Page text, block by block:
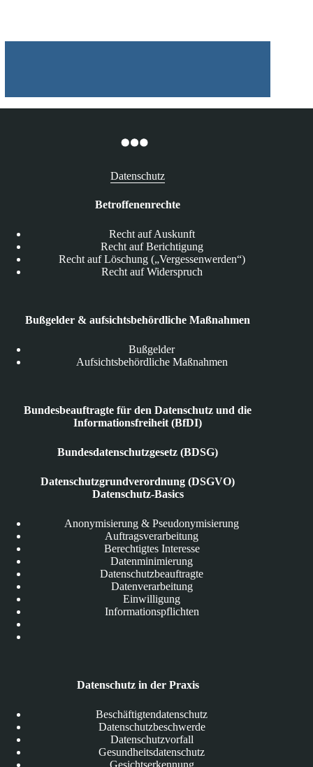
Datenschutz
Betroffenenrechte
Recht auf Auskunft
Recht auf Berichtigung
Recht auf Löschung („Vergessenwerden“)
Recht auf Widerspruch
Bußgelder & aufsichtsbehördliche Maßnahmen
Bußgelder
Aufsichtsbehördliche Maßnahmen
Bundesbeauftragte für den Datenschutz und die
Informationsfreiheit (BfDI)
Bundesdatenschutzgesetz (BDSG)
Datenschutzgrundverordnung (DSGVO)
Datenschutz-Basics
Anonymisierung & Pseudonymisierung
Auftragsverarbeitung
Berechtigtes Interesse
Datenminimierung
Datenschutzbeauftragte
Datenverarbeitung
Einwilligung
Informationspflichten
Datenschutz in der Praxis
Beschäftigtendatenschutz
Datenschutzbeschwerde
Datenschutzvorfall
Gesundheitsdatenschutz
Gesichtserkennung